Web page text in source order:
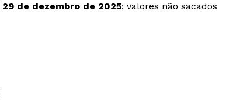
29 de dezembro de 2025; valores não sacados